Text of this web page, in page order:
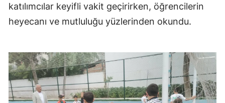
katılımcılar keyifli vakit geçirirken, öğrencilerin
heyecanı ve mutluluğu yüzlerinden okundu.